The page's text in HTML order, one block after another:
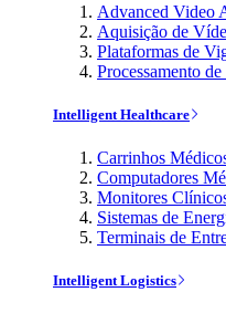
Advanced Video
Aquisição de
Plataformas de
Processamento
Intelligent Healthcare
Carrinhos
Computadores
Monitores
Sistemas de
Terminais de
Intelligent Logistics